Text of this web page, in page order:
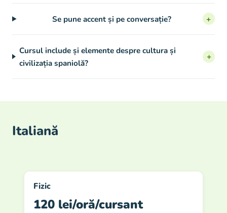
Se pune accent și pe conversație? +
Cursul include și elemente despre cultura și
civilizația spaniolă?
+
Italiană
Fizic
120 lei/oră/cursant